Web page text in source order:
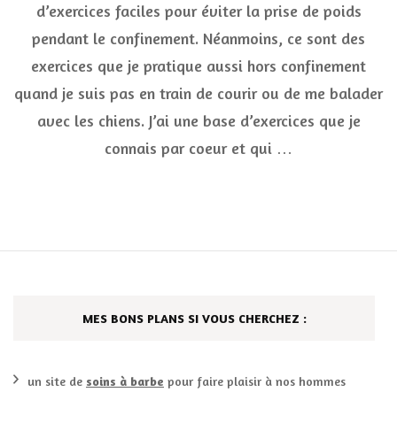
faciles
pour
la
prise
poids
d’exercices faciles pour éviter la prise de poids
pendant le confinement. Néanmoins, ce sont des
exercices que je pratique aussi hors confinement
quand je suis pas en train de courir ou de me balader
avec les chiens. J’ai une base d’exercices que je
connais par coeur et qui …
MES BONS PLANS SI VOUS CHERCHEZ :
un site de soins à barbe pour faire plaisir à nos hommes